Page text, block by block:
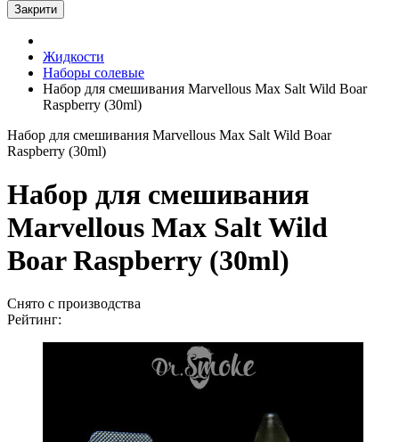
Закрити
Жидкости
Наборы солевые
Набор для смешивания Marvellous Max Salt Wild Boar
Raspberry (30ml)
Набор для смешивания Marvellous Max Salt Wild Boar
Raspberry (30ml)
Набор для смешивания
Marvellous Max Salt Wild
Boar Raspberry (30ml)
Снято с производства
Рейтинг: